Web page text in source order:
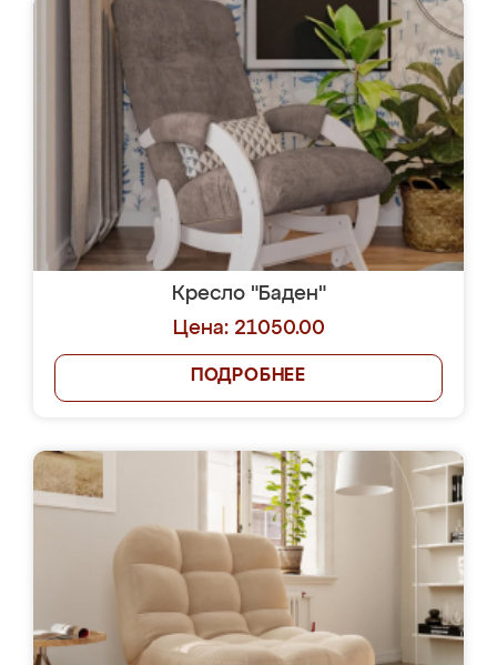
Кресло "Баден"
Цена: 21050.00
ПОДРОБНЕЕ